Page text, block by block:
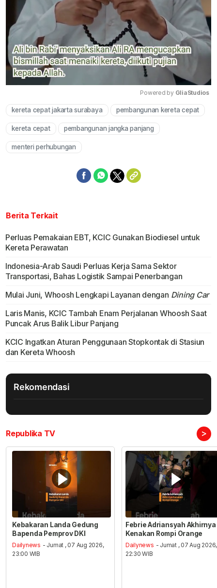
Mute
Powered by GliaStudios
kereta cepat jakarta surabaya pembangunan kereta cepat
kereta cepat pembangunan jangka panjang
menteri perhubungan
Berita Terkait
Perluas Pemakaian EBT, KCIC Gunakan Biodiesel untuk
Kereta Perawatan
Indonesia-Arab Saudi Perluas Kerja Sama Sektor
Transportasi, Bahas Logistik Sampai Penerbangan
Mulai Juni, Whoosh Lengkapi Layanan dengan Dining Car
Laris Manis, KCIC Tambah Enam Perjalanan Whoosh Saat
Puncak Arus Balik Libur Panjang
KCIC Ingatkan Aturan Penggunaan Stopkontak di Stasiun
dan Kereta Whoosh
Rekomendasi
Republika TV >
Kebakaran Landa Gedung
Bapenda Pemprov DKI
Dailynews - Jumat , 07 Aug 2026,
23:00 WIB
Febrie Adriansyah Akhirnya
Kenakan Rompi Orange
Dailynews - Jumat , 07 Aug 2026,
22:30 WIB